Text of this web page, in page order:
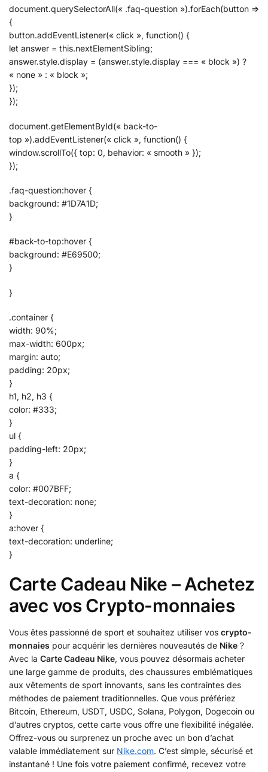
document.querySelectorAll(« .faq-question »).forEach(button =>
{
button.addEventListener(« click », function() {
let answer = this.nextElementSibling;
answer.style.display = (answer.style.display === « block ») ?
« none » : « block »;
});
});
document.getElementById(« back-to-
top »).addEventListener(« click », function() {
window.scrollTo({ top: 0, behavior: « smooth » });
});
.faq-question:hover {
background: #1D7A1D;
}
#back-to-top:hover {
background: #E69500;
}
}
.container {
width: 90%;
max-width: 600px;
margin: auto;
padding: 20px;
}
h1, h2, h3 {
color: #333;
}
ul {
padding-left: 20px;
}
a {
color: #007BFF;
text-decoration: none;
}
a:hover {
text-decoration: underline;
}
Carte Cadeau Nike – Achetez
avec vos Crypto-monnaies
Vous êtes passionné de sport et souhaitez utiliser vos crypto-
monnaies pour acquérir les dernières nouveautés de Nike ?
Avec la Carte Cadeau Nike, vous pouvez désormais acheter
une large gamme de produits, des chaussures emblématiques
aux vêtements de sport innovants, sans les contraintes des
méthodes de paiement traditionnelles. Que vous préfériez
Bitcoin, Ethereum, USDT, USDC, Solana, Polygon, Dogecoin ou
d’autres cryptos, cette carte vous offre une flexibilité inégalée.
Offrez-vous ou surprenez un proche avec un bon d’achat
valable immédiatement sur Nike.com. C’est simple, sécurisé et
instantané ! Une fois votre paiement confirmé, recevez votre